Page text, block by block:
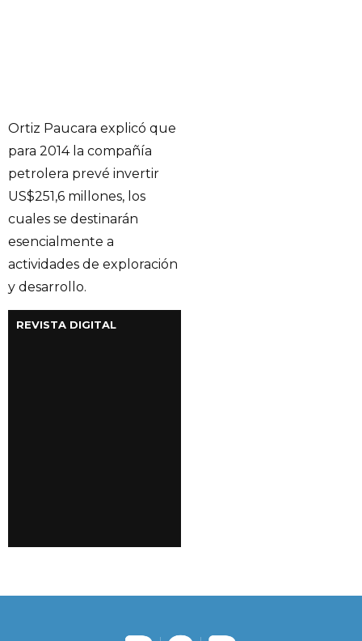
Ortiz Paucara explicó que
para 2014 la compañía
petrolera prevé invertir
US$251,6 millones, los
cuales se destinarán
esencialmente a
actividades de exploración
y desarrollo.
REVISTA DIGITAL